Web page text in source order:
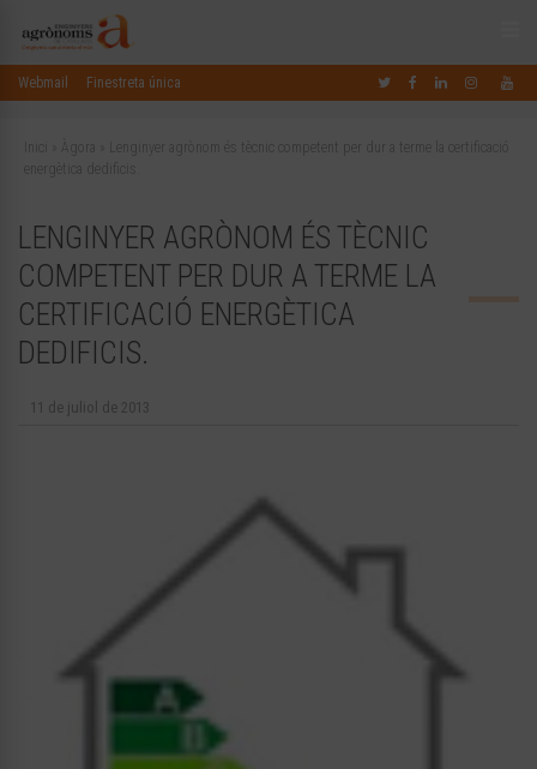
Webmail Finestreta única
Inici Àgora
Lenginyer agrònom és tècnic competent per dur a terme la certificació
energètica dedificis.
LENGINYER AGRÒNOM ÉS TÈCNIC
COMPETENT PER DUR A TERME LA
CERTIFICACIÓ ENERGÈTICA
DEDIFICIS.
11 de juliol de 2013